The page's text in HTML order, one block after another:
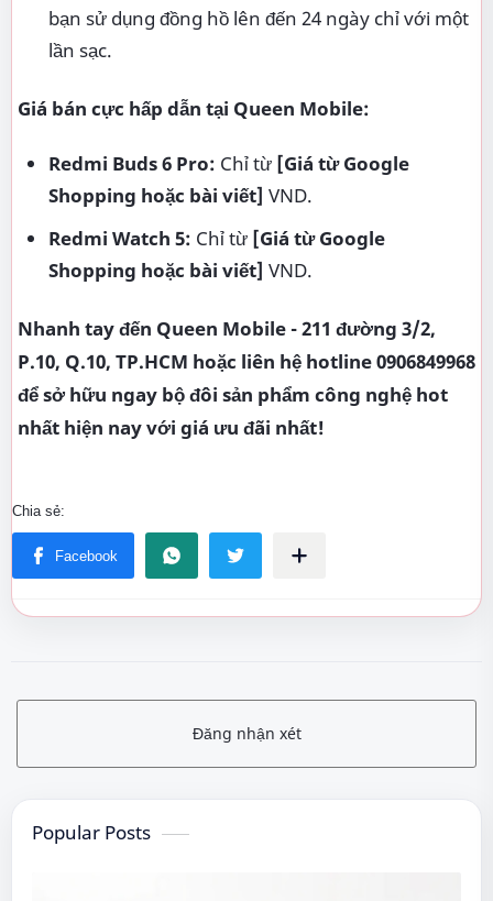
bạn sử dụng đồng hồ lên đến 24 ngày chỉ với một
lần sạc.
Giá bán cực hấp dẫn tại Queen Mobile:
Redmi Buds 6 Pro: Chỉ từ [Giá từ Google
Shopping hoặc bài viết] VND.
Redmi Watch 5: Chỉ từ [Giá từ Google
Shopping hoặc bài viết] VND.
Nhanh tay đến Queen Mobile - 211 đường 3/2,
P.10, Q.10, TP.HCM hoặc liên hệ hotline 0906849968
để sở hữu ngay bộ đôi sản phẩm công nghệ hot
nhất hiện nay với giá ưu đãi nhất!
Đăng nhận xét
Popular Posts